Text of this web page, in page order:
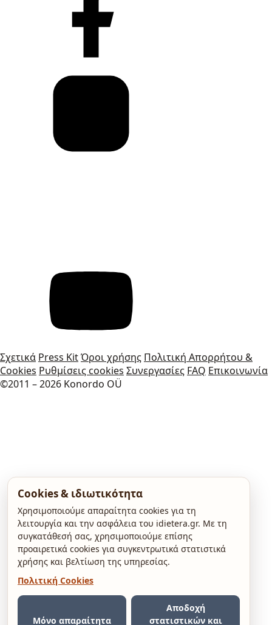
Σχετικά Press KitΌροι χρήσης Πολιτική Απορρήτου &
Cookies Ρυθμίσεις cookies Συνεργασίες FAQ Επικοινωνία
©2011 – 2026 Konordo OÜ
Cookies & ιδιωτικότητα
Χρησιμοποιούμε απαραίτητα cookies για τη
λειτουργία και την ασφάλεια του idietera.gr. Με τη
συγκατάθεσή σας, χρησιμοποιούμε επίσης
προαιρετικά cookies για συγκεντρωτικά στατιστικά
χρήσης και βελτίωση της υπηρεσίας.
Πολιτική Cookies
Μόνο απαραίτητα
Αποδοχή
στατιστικών και